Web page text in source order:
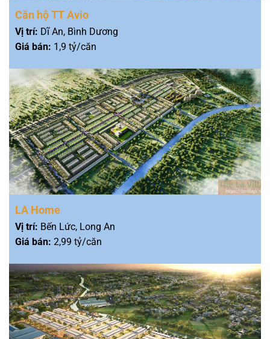
Căn hộ TT Avio
Vị trí: Dĩ An, Bình Dương
Giá bán: 1,9 tỷ/căn
LA Home
Vị trí: Bến Lức, Long An
Giá bán: 2,99 tỷ/căn